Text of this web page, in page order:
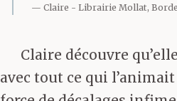
Claire Librairie Mollat,
Claire découvre
avec tout ce qui